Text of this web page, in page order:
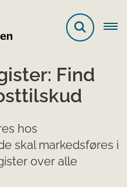
Find
hos
skal markedsføres i
over alle